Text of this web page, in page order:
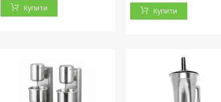
Купити Купити